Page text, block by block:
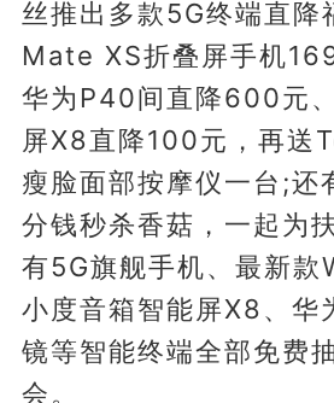
丝推出多款5G终端直降
Mate XS折叠屏手机
华为P40间直降600元
屏X8直降100元，再送
瘦脸面部按摩仪一台;还
分钱秒杀香菇，一起为
有5G旗舰手机、最新款
小度音箱智能屏X8、华
镜等智能终端全部免费
会。